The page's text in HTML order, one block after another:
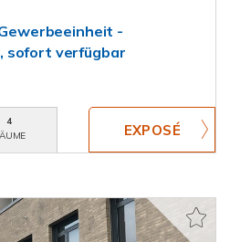
-
sofort verfügbar
4